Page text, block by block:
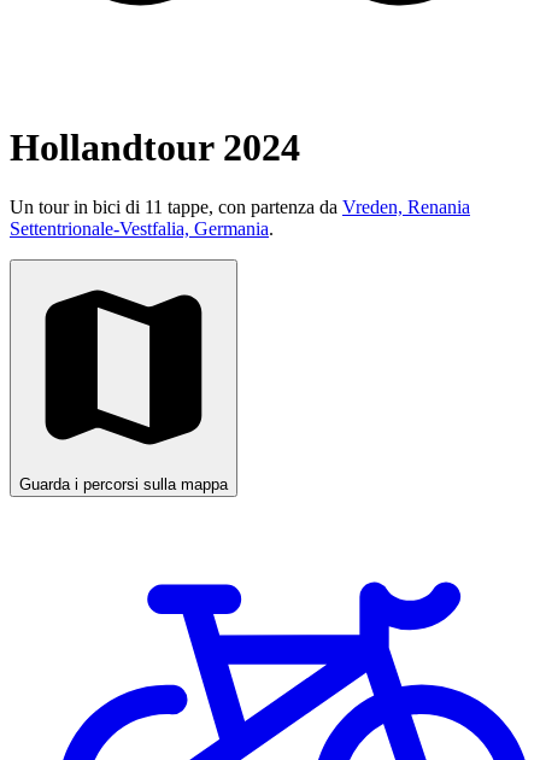
Hollandtour 2024
Un tour in bici di 11 tappe, con partenza da Vreden, Renania
Settentrionale-Vestfalia, Germania.
Guarda i percorsi sulla mappa